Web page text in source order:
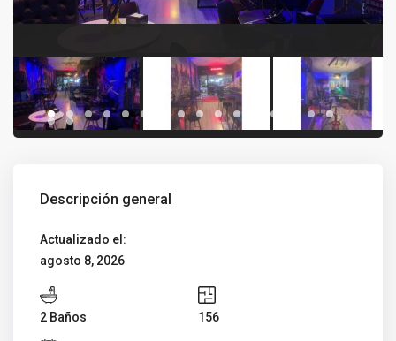
Descripción general
Actualizado el:
agosto 8, 2026
2 Baños 156